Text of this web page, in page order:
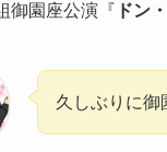
御園座公演『 ドン
久しぶりに御